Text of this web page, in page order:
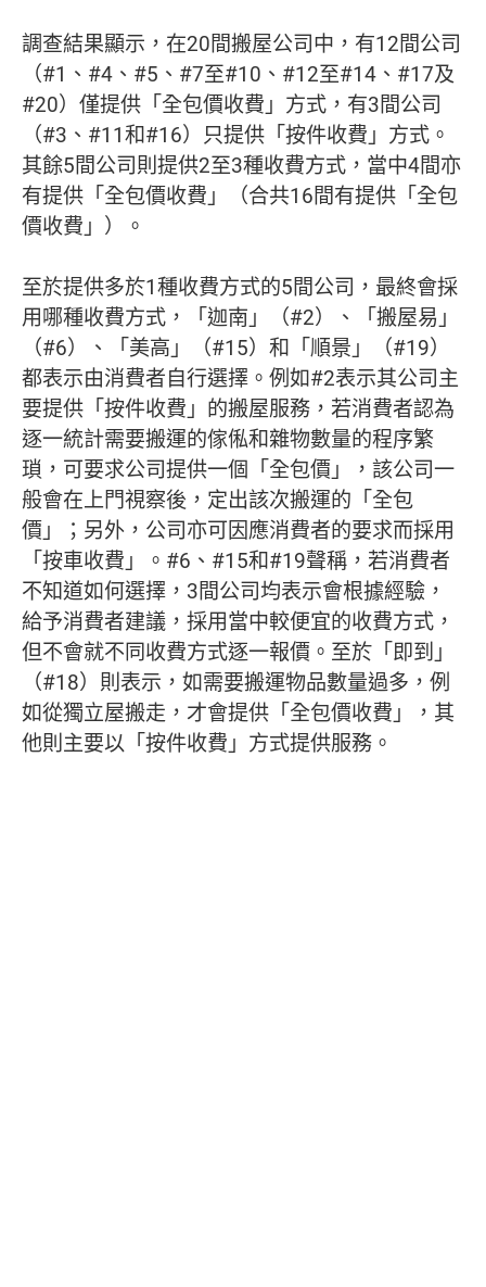
調查結果顯示，在20間搬屋公司中，有12間公司
（#1、#4、#5、#7至#10、#12至#14、#17及
#20）僅提供「全包價收費」方式，有3間公司
（#3、#11和#16）只提供「按件收費」方式。
其餘5間公司則提供2至3種收費方式，當中4間亦
有提供「全包價收費」（合共16間有提供「全包
價收費」）。
至於提供多於1種收費方式的5間公司，最終會採
用哪種收費方式，「迦南」（#2）、「搬屋易」
（#6）、「美高」（#15）和「順景」（#19）
都表示由消費者自行選擇。例如#2表示其公司主
要提供「按件收費」的搬屋服務，若消費者認為
逐一統計需要搬運的傢俬和雜物數量的程序繁
瑣，可要求公司提供一個「全包價」，該公司一
般會在上門視察後，定出該次搬運的「全包
價」；另外，公司亦可因應消費者的要求而採用
「按車收費」。#6、#15和#19聲稱，若消費者
不知道如何選擇，3間公司均表示會根據經驗，
給予消費者建議，採用當中較便宜的收費方式，
但不會就不同收費方式逐一報價。 至於「即到」
（#18）則表示，如需要搬運物品數量過多，例
如從獨立屋搬走，才會提供「全包價收費」，其
他則主要以「按件收費」方式提供服務。